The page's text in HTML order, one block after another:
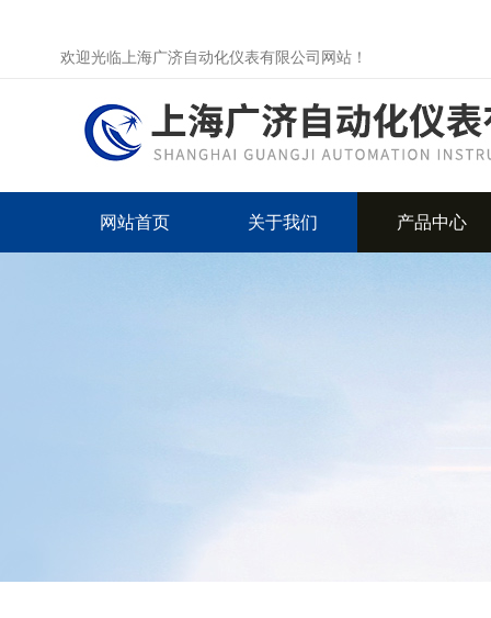
欢迎光临上海广济自动化仪表有限公司网站！
网站首页 关于我们 产品中心